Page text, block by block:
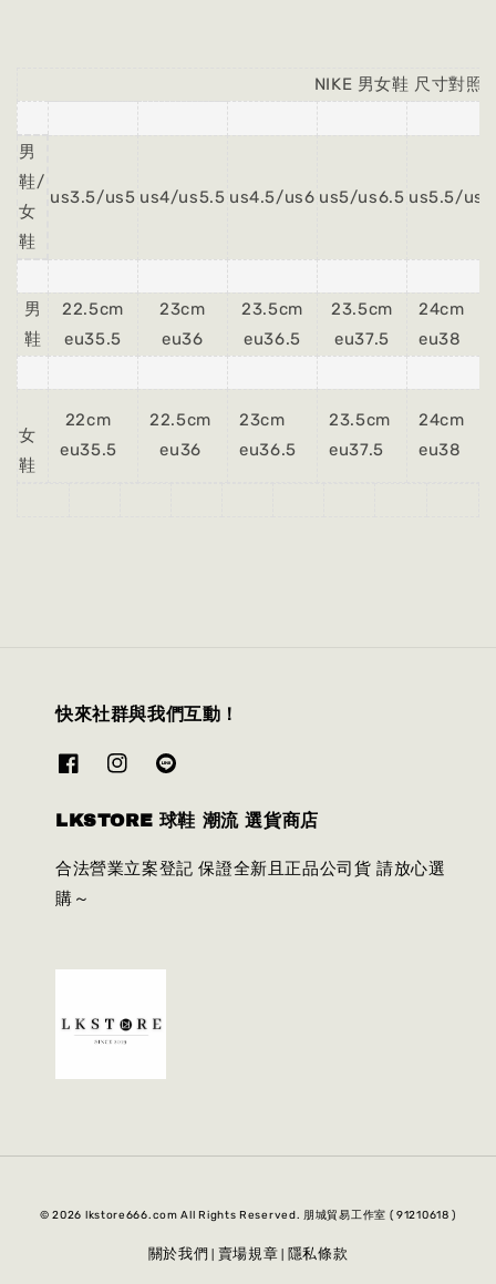
NIKE 男女鞋 尺寸對照
男
鞋/
女
鞋
us3.5/us5 us4/us5.5 us4.5/us6 us5/us6.5 us5.5/us7
男
鞋
22.5cm
eu35.5
23cm
eu36
23.5cm
eu36.5
23.5cm
eu37.5
24cm
eu38
女
鞋
22cm
eu35.5
22.5cm
eu36
23cm
eu36.5
23.5cm
eu37.5
24cm
eu38
快來社群與我們互動！
LKSTORE 球鞋 潮流 選貨商店
合法營業立案登記 保證全新且正品公司貨 請放心選
購～
© 2026 lkstore666.com All Rights Reserved. 朋城貿易工作室 ( 91210618 )
關於我們 賣場規章 隱私條款